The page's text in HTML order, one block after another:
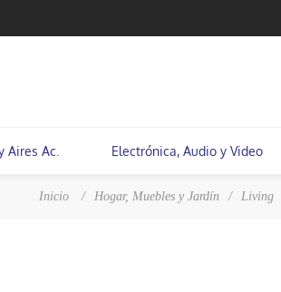
Aires Ac. Electrónica, Audio y Video
Inicio / Hogar, Muebles y Jardín / Living